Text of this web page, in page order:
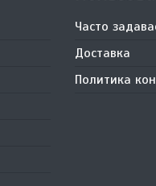
Часто
Доставка
Политика